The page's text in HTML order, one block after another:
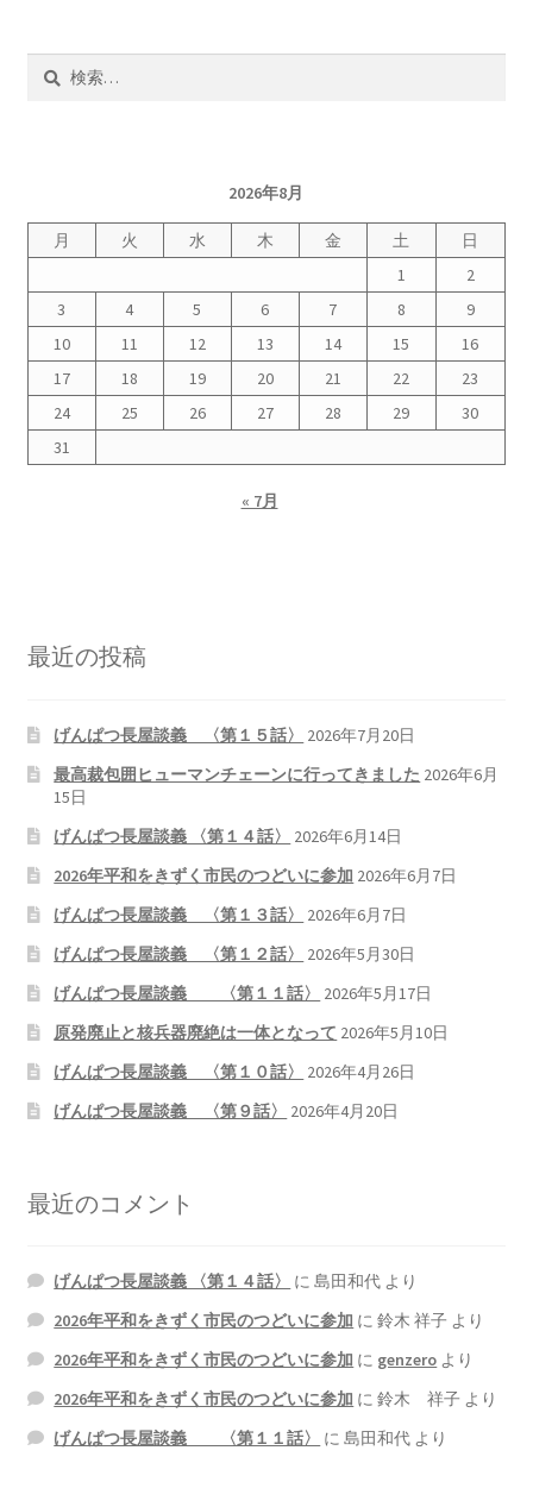
2026年8月
月 火 水 木 金 土
日
1
2
3
4 5 6 7 8
9
10
11 12 13 14 15
16
17
18 19 20 21 22
23
24
25 26 27 28 29
30
31
« 7月
最近の投稿
げんぱつ長屋談義 〈第１５話〉
2026年7月20日
最高裁包囲ヒューマンチェーンに行ってきました 2026年6月
15日
げんぱつ長屋談義 〈第１４話〉
2026年6月14日
2026年平和をきずく市民のつどいに参加 2026年6月7日
げんぱつ長屋談義 〈第１３話〉
2026年6月7日
げんぱつ長屋談義 〈第１２話〉
2026年5月30日
げんぱつ長屋談義 〈第１１話〉
2026年5月17日
原発廃止と核兵器廃絶は一体となって 2026年5月10日
げんぱつ長屋談義 〈第１０話〉
2026年4月26日
げんぱつ長屋談義 〈第９話〉
2026年4月20日
最近のコメント
げんぱつ長屋談義 〈第１４話〉 に島田和代 より
2026年平和をきずく市民のつどいに参加 に鈴木 祥子 より
2026年平和をきずく市民のつどいに参加 に genzero より
2026年平和をきずく市民のつどいに参加 に鈴木 祥子 より
げんぱつ長屋談義 〈第１１話〉
に島田和代 より